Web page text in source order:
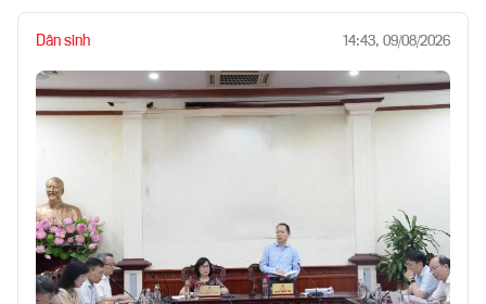
Dân sinh 14:43, 09/08/2026